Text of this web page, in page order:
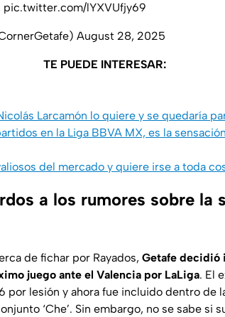
pic.twitter.com/lYXVUfjy69
August 28, 2025
TE PUEDE INTERESAR:
Larcamón lo quiere y se quedaría
en la Liga BBVA MX, es la
del mercado y quiere irse a toda
a los rumores sobre la
de fichar por Rayados, Getafe decidió
juego ante el Valencia por LaLiga. El
lesión y ahora fue incluido dentro de
‘Che’. Sin embargo, no se sabe si